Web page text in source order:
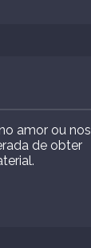
amor ou nos
de obter